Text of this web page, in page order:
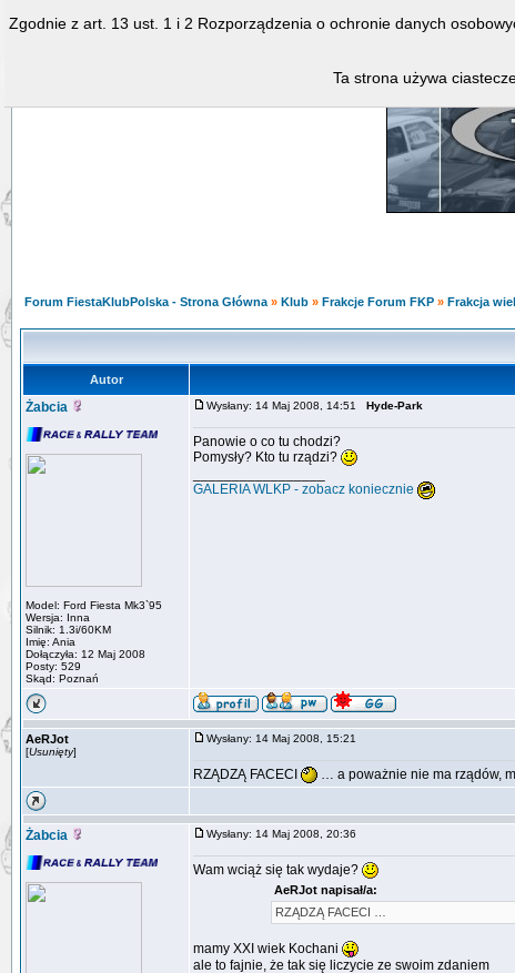
Forum FiestaKlubPolska - Strona Główna » Klub » Frakcje Forum FKP » Frakcja
Autor
Żabcia
Model: Ford Fiesta Mk3`95
Wersja: Inna
Silnik: 1.3i/60KM
Imię: Ania
Dołączyła: 12 Maj 2008
Posty: 529
Skąd: Poznań
Wysłany: 14 Maj 2008, 14:51 Hyde-Park
Panowie o co tu chodzi?
Pomysły? Kto tu rządzi?
GALERIA WLKP - zobacz koniecznie
AeRJot
[Usunięty]
Wysłany: 14 Maj 2008, 15:21
RZĄDZĄ FACECI … a poważnie nie ma rządów,
Żabcia Wysłany: 14 Maj 2008, 20:36
Wam wciąż się tak wydaje?
AeRJot napisał/a:
RZĄDZĄ FACECI …
mamy XXI wiek Kochani
ale to fajnie, że tak się liczycie ze swoim zdaniem
Zgodnie z art. 13 ust. 1 i 2 Rozporządzenia o ochronie danych
Ta strona używa